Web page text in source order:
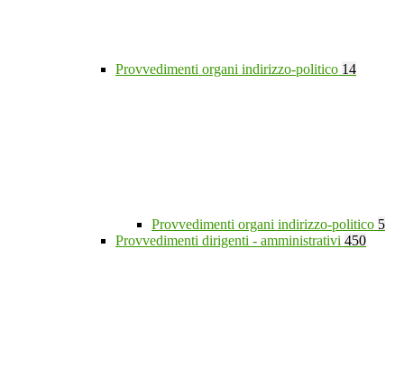
Provvedimenti organi indirizzo-politico 14
Provvedimenti organi indirizzo-politico 5
Provvedimenti dirigenti - amministrativi 450